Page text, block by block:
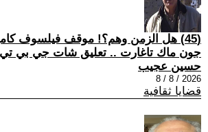
(45) هل الزمن وهم؟! موقف فيلسوف
جون ماك تاغارت .. تعليق شات جي بي تي
حسين عجيب
2026 / 8 / 8
قضايا ثقافية